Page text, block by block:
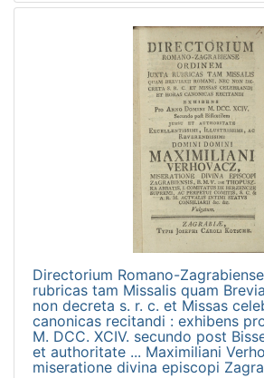
Directorium Romano-
rubricas tam Missalis quam
non decreta s. r. c. et Missas
canonicas recitandi : exhibens
M. DCC. XCIV. secundo post
et authoritate ... Maximiliani
miseratione divina episcopi